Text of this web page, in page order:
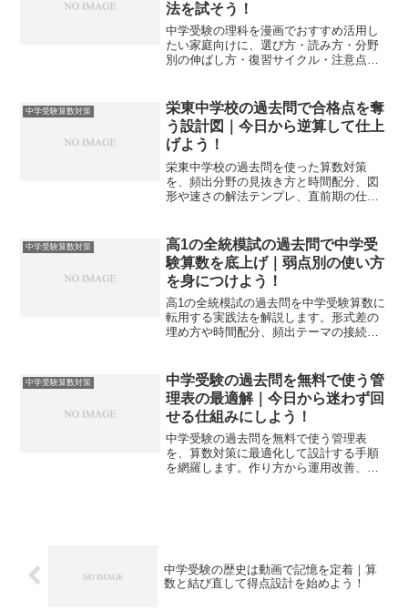
法を試そう！
中学受験の理科を漫画でおすすめ活用し
たい家庭向けに、選び方・読み方・分野
別の伸ばし方・復習サイクル・注意点ま
す。
中学受験算数対策
栄東中学校の過去問で合格点を奪
う設計図｜今日から逆算して仕上
げよう！
栄東中学校の過去問を使った算数対策
を、頻出分野の見抜き方と時間配分、図
形や速さの解法テンプレ、直前期の仕上
す。
中学受験算数対策
高1の全統模試の過去問で中学受
験算数を底上げ｜弱点別の使い方
を身につけよう！
高1の全統模試の過去問を中学受験算数に
転用する実践法を解説します。形式差の
埋め方や時間配分、頻出テーマの接続、
す。
中学受験算数対策
中学受験の過去問を無料で使う管
理表の最適解｜今日から迷わず回
せる仕組みにしよう！
中学受験の過去問を無料で使う管理表
を、算数対策に最適化して設計する手順
を網羅します。作り方から運用改善、分
中学受験の歴史は動画で記憶を定着｜算
数と結び直して得点設計を始めよう！